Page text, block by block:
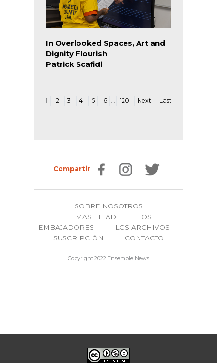
In Overlooked Spaces, Art and
Dignity Flourish
Patrick Scafidi
1 2 3 4 5 6 120 Next Last
Compartir
SOBRE NOSOTROS
MASTHEAD
LOS
EMBAJADORES
LOS ARCHIVOS
SUSCRIPCIÓN
CONTACTO
Copyright 2022 Ensemble News